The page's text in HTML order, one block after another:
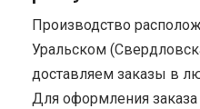
Производство
Уральском
доставляем заказы в
Для оформления заказа